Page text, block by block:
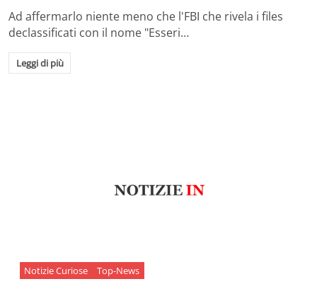
Ad affermarlo niente meno che l'FBI che rivela i files
declassificati con il nome "Esseri…
Leggi di più
Notizie Curiose Top-News